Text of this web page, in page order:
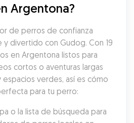
Argentona?
de perros de confianza
y divertido con Gudog. Con 19
en Argentona listos para
cortos o aventuras largas
verdes, así es cómo
para tu perro:
o la lista de búsqueda para